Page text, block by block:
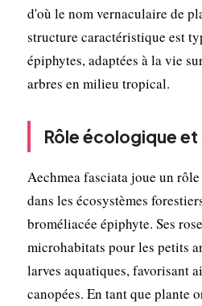
d'où le nom vernaculaire de
structure caractéristique est
épiphytes, adaptées à la vie
arbres en milieu tropical.
Rôle écologique
Aechmea fasciata joue un
dans les écosystèmes
broméliacée épiphyte. Ses
microhabitats pour les petits
larves aquatiques, favorisant
canopées. En tant que plante